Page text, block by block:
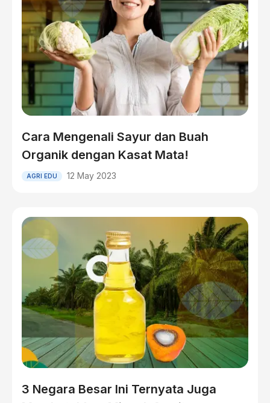
Cara Mengenali Sayur dan Buah
Organik dengan Kasat Mata!
AGRI EDU 12 May 2023
3 Negara Besar Ini Ternyata Juga